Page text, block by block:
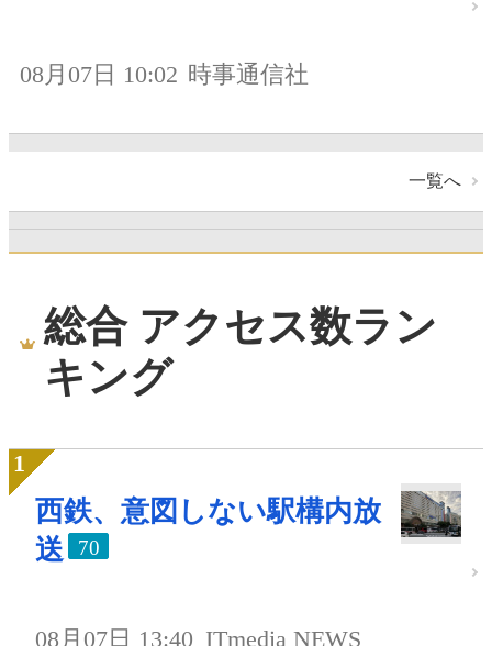
08月07日 10:02 時事通信社
一覧へ
総合 アクセス数ラン
キング
西鉄、意図しない駅構内放
送
70
08月07日 13:40 ITmedia NEWS